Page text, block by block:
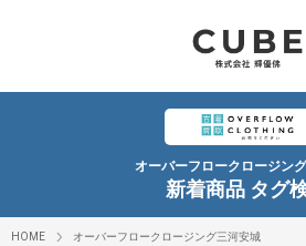
オーバーフロークロージン
新着商品 タグ
HOME オーバーフロークロージング三河安城